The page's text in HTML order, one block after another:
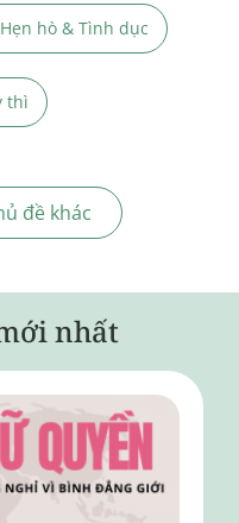
Hẹn hò & Tình dục
thì
đề khác
nhất